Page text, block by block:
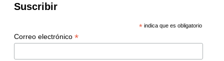
Suscribir
* indica que es obligatorio
Correo electrónico *